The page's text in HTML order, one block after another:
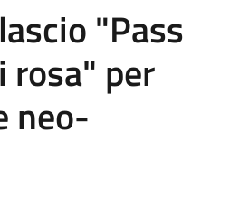
"Pass
rosa" per
neo­